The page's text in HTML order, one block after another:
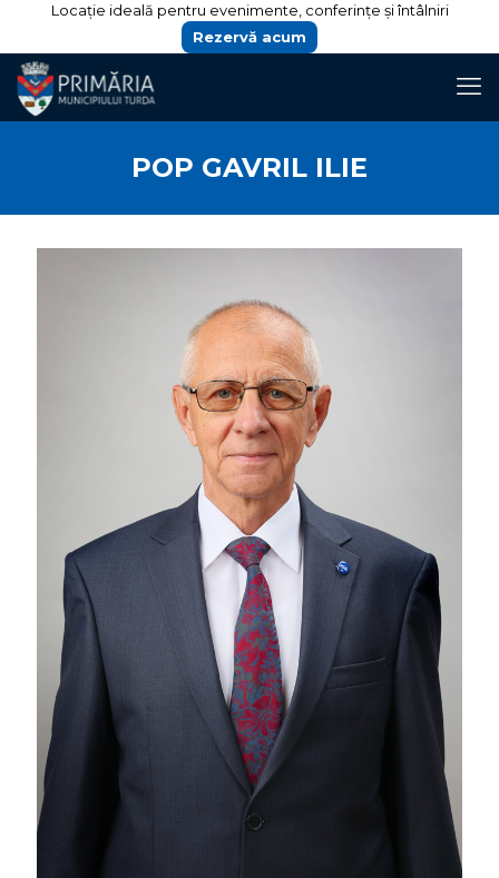
Locație ideală pentru evenimente, conferințe și întâlniri
Rezervă acum
POP GAVRIL ILIE